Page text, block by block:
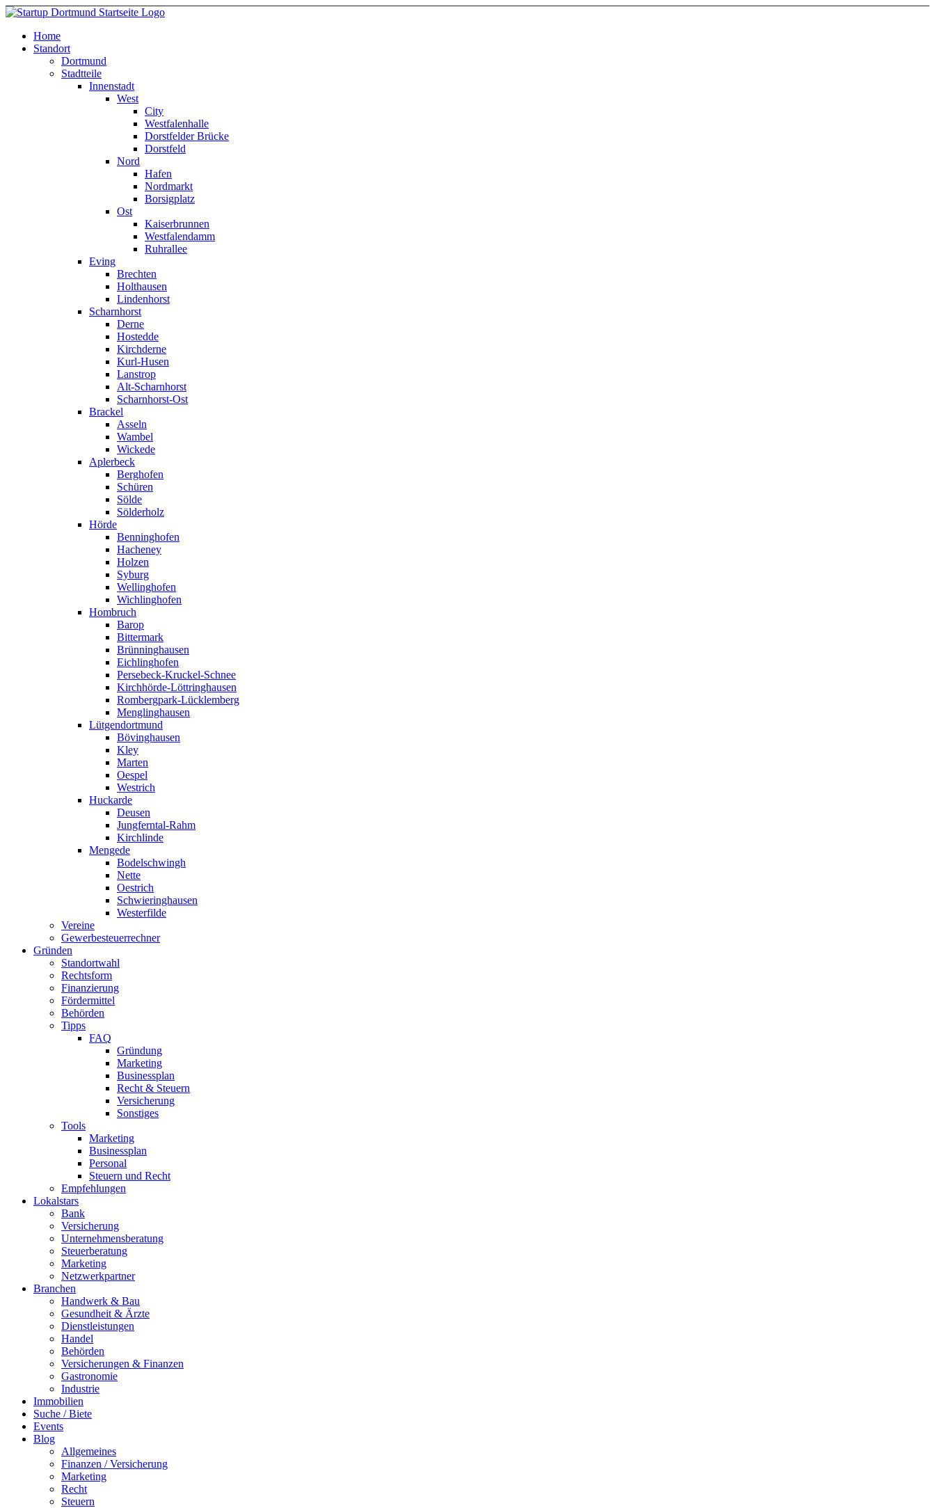
Home
Standort
Dortmund
Stadtteile
Innenstadt
West
City
Westfalenhalle
Dorstfelder Brücke
Dorstfeld
Nord
Hafen
Nordmarkt
Borsigplatz
Ost
Kaiserbrunnen
Westfalendamm
Ruhrallee
Eving
Brechten
Holthausen
Lindenhorst
Scharnhorst
Derne
Hostedde
Kirchderne
Kurl-Husen
Lanstrop
Alt-Scharnhorst
Scharnhorst-Ost
Brackel
Asseln
Wambel
Wickede
Aplerbeck
Berghofen
Schüren
Sölde
Sölderholz
Hörde
Benninghofen
Hacheney
Holzen
Syburg
Wellinghofen
Wichlinghofen
Hombruch
Barop
Bittermark
Brünninghausen
Eichlinghofen
Persebeck-Kruckel-Schnee
Kirchhörde-Löttringhausen
Rombergpark-Lücklemberg
Menglinghausen
Lütgendortmund
Bövinghausen
Kley
Marten
Oespel
Westrich
Huckarde
Deusen
Jungferntal-Rahm
Kirchlinde
Mengede
Bodelschwingh
Nette
Oestrich
Schwieringhausen
Westerfilde
Vereine
Gewerbesteuerrechner
Gründen
Standortwahl
Rechtsform
Finanzierung
Fördermittel
Behörden
Tipps
FAQ
Gründung
Marketing
Businessplan
Recht & Steuern
Versicherung
Sonstiges
Tools
Marketing
Businessplan​
Personal
Steuern und Recht
Empfehlungen
Lokalstars
Bank
Versicherung
Unternehmensberatung
Steuerberatung
Marketing
Netzwerkpartner
Branchen
Handwerk & Bau
Gesundheit & Ärzte
Dienstleistungen
Handel
Behörden
Versicherungen & Finanzen
Gastronomie
Industrie
Immobilien
Suche / Biete
Events
Blog
Allgemeines
Finanzen / Versicherung
Marketing
Recht
Steuern